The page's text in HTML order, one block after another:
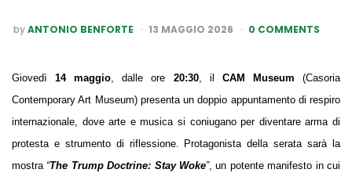
POSTED
BY
byANTONIO BENFORTE 13 MAGGIO 2026 0 COMMENTS
Giovedì14 maggio , dalle ore 20:30, il CAM Museum (Casoria
Contemporary Art Museum) presenta un doppio appuntamento di respiro
internazionale, dove arte e musica si coniugano per diventare arma di
protesta e strumento di riflessione. Protagonista della serata sarà la
mostra “The Trump Doctrine: Stay Woke”, un potente manifesto in cui